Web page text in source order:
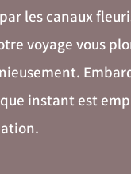
les canaux
voyage vous
instant est